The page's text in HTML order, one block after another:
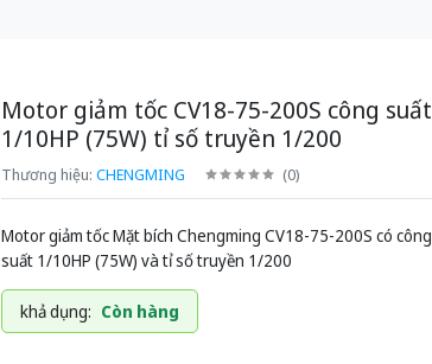
Motor giảm tốc CV18-75-200S công suất
1/10HP (75W) tỉ số truyền 1/200
Thương hiệu: CHENGMING (0)
Motor giảm tốc Mặt bích Chengming CV18-75-200S có công
suất 1/10HP (75W) và tỉ số truyền 1/200
khả dụng: Còn hàng